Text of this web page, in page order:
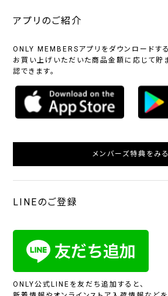
アプリのご紹介
ONLY MEMBERSアプリをダウンロードする
お買い上げいただいた商品金額に応じて貯
認できます。
メンバーズ特典をみる
LINEのご登録
ONLY公式LINEを友だち追加すると、